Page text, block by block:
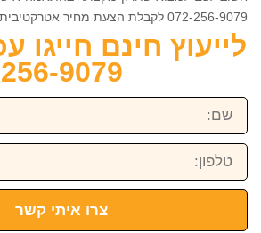
072-256-9079 לקבלת הצעת מחיר אטרקטיבית!
256-9079
שם:
טלפון:
צרו איתי קשר